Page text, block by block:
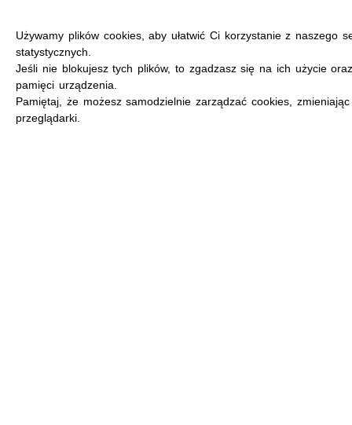
Używamy plików cookies, aby ułatwić Ci korzystanie z naszego
statystycznych.
Jeśli nie blokujesz tych plików, to zgadzasz się na ich użycie
pamięci urządzenia.
Pamiętaj, że możesz samodzielnie zarządzać cookies,
przeglądarki.
MENU